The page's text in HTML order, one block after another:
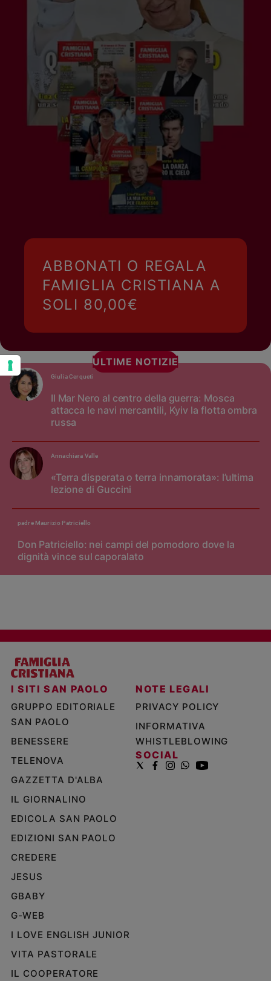
ABBONATI O REGALA
FAMIGLIA CRISTIANA A
SOLI 80,00€
ULTIME NOTIZIE
Il Mar Nero al centro della guerra: Mosca
attacca le navi mercantili, Kyiv la flotta ombra
russa
Giulia Cerqueti
«Terra disperata o terra innamorata»: l’ultima
lezione di Guccini
Annachiara Valle
Don Patriciello: nei campi del pomodoro dove la
dignità vince sul caporalato
padre Maurizio Patriciello
I SITI SAN PAOLO
GRUPPO EDITORIALE
SAN PAOLO
BENESSERE
TELENOVA
GAZZETTA D'ALBA
IL GIORNALINO
EDICOLA SAN PAOLO
EDIZIONI SAN PAOLO
CREDERE
JESUS
GBABY
G-WEB
I LOVE ENGLISH JUNIOR
VITA PASTORALE
IL COOPERATORE
NOTE LEGALI
PRIVACY POLICY
INFORMATIVA
WHISTLEBLOWING
SOCIAL